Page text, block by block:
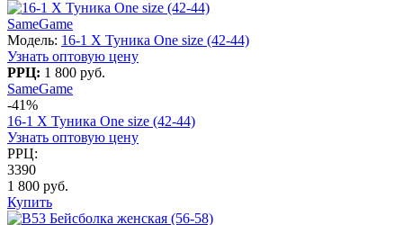
SameGame
Модель: 16-1 X Туника One size (42-44)
Узнать оптовую цену
РРЦ: 1 800 руб.
SameGame
-41%
16-1 X Туника One size (42-44)
Узнать оптовую цену
РРЦ:
3390
1 800 руб.
Купить